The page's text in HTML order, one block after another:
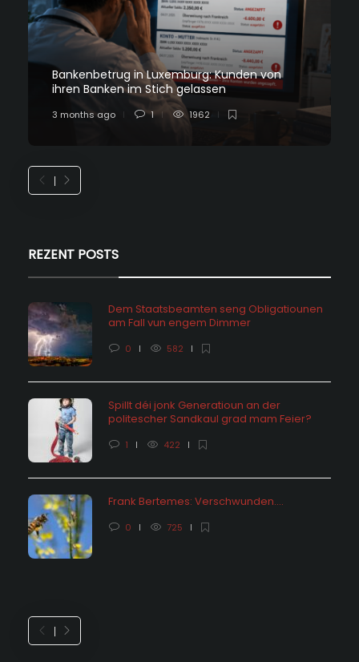
Bankenbetrug in Luxemburg: Kunden von
ihren Banken im Stich gelassen
3 months ago 1 1962
REZENT POSTS
Dem Staatsbeamten seng Obligatiounen
am Fall vun engem Dimmer
0 582
Spillt déi jonk Generatioun an der
politescher Sandkaul grad mam Feier?
1 422
Frank Bertemes: Verschwunden….
0 725